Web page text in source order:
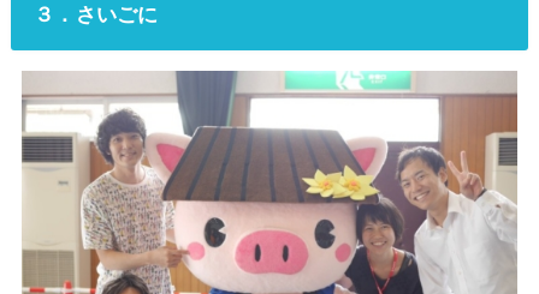
３．さいごに